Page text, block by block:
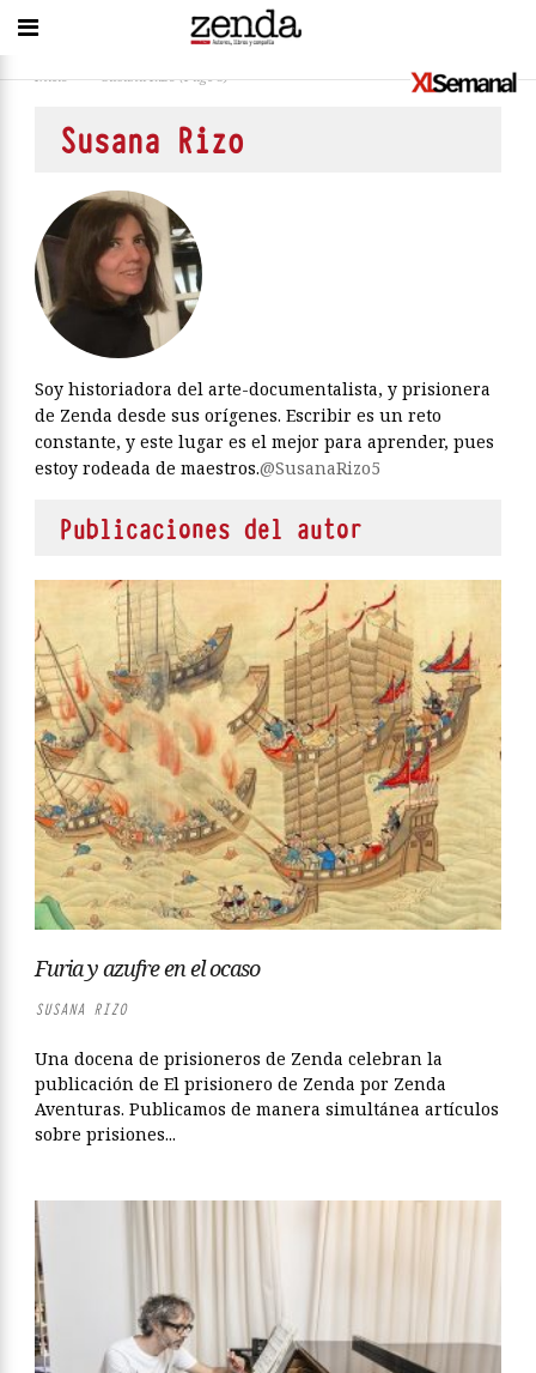
Inicio > Susana Rizo(Page 8)
Susana Rizo
Soy historiadora del arte-documentalista, y prisionera
de Zenda desde sus orígenes. Escribir es un reto
constante, y este lugar es el mejor para aprender, pues
estoy rodeada de maestros.@SusanaRizo5
Publicaciones del autor
Furia y azufre en el ocaso
SUSANA RIZO
Una docena de prisioneros de Zenda celebran la
publicación de El prisionero de Zenda por Zenda
Aventuras. Publicamos de manera simultánea artículos
sobre prisiones...